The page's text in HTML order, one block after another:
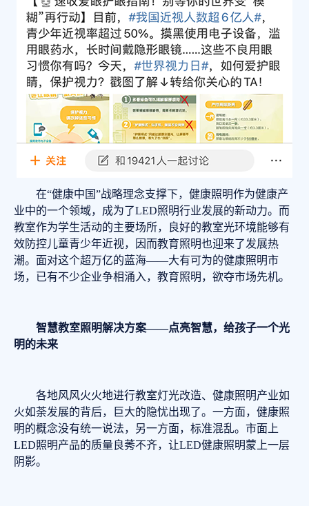
在“健康中国”战略理念支撑下，健康照明作为健康产
业中的一个领域，成为了LED照明行业发展的新动力。而
教室作为学生活动的主要场所，良好的教室光环境能够有
效防控儿童青少年近视，因而教育照明也迎来了发展热
潮。面对这个超万亿的蓝海——大有可为的健康照明市
场，已有不少企业争相涌入，教育照明，欲夺市场先机。
智慧教室照明解决方案——点亮智慧，给孩子一个光
明的未来
各地风风火火地进行教室灯光改造、健康照明产业如
火如荼发展的背后，巨大的隐忧出现了。一方面，健康照
明的概念没有统一说法，另一方面，标准混乱。市面上
LED照明产品的质量良莠不齐，让LED健康照明蒙上一层
阴影。